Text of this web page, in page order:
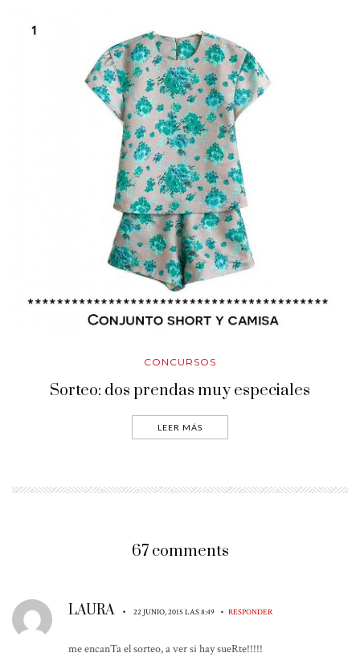
CONCURSOS
Sorteo: dos prendas muy especiales
LEER MÁS
67 comments
LAURA • 22 JUNIO, 2015 LAS 8:49 • RESPONDER
me encanTa el sorteo, a ver si hay sueRte!!!!!